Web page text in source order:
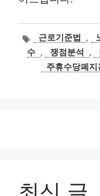
태근로기준법 ,
수 , 쟁점분석 ,
주휴수당폐지